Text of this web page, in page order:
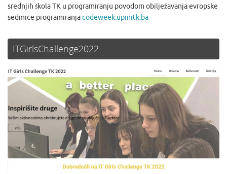
srednjih škola TK u programiranju povodom obilježavanja evropske
sedmice programiranjacodeweek.upinitk.ba
ITGirlsChallenge2022